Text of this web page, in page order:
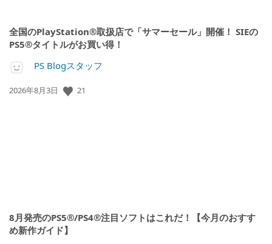
全国のPlayStation®取扱店で「サマーセール」開催！ SIEの
PS5®タイトルがお買い得！
PS Blogスタッフ
公
2026年8月3日 21
8月発売のPS5®/PS4®注目ソフトはこれだ！【今月のおすす
め新作ガイド】